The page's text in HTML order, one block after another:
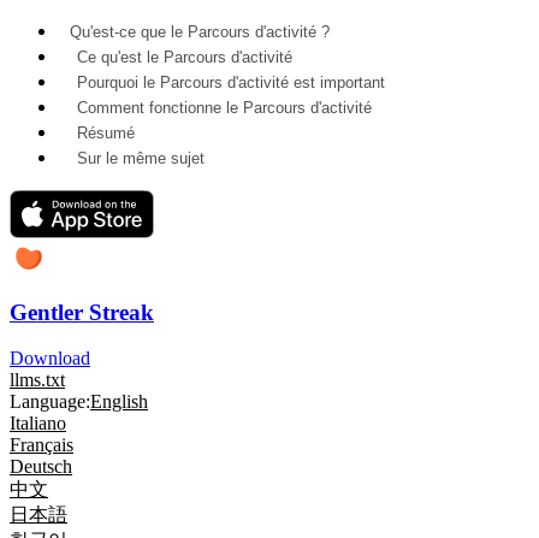
Qu'est-ce que le Parcours d'activité ?
Ce qu'est le Parcours d'activité
Pourquoi le Parcours d'activité est important
Comment fonctionne le Parcours d'activité
Résumé
Sur le même sujet
Gentler Streak
Download
llms.txt
Language:English
Italiano
Français
Deutsch
中文
日本語